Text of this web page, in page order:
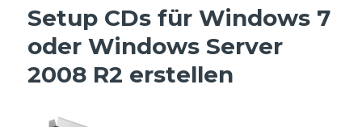
Setup CDs für Windows 7
oder Windows Server
2008 R2 erstellen